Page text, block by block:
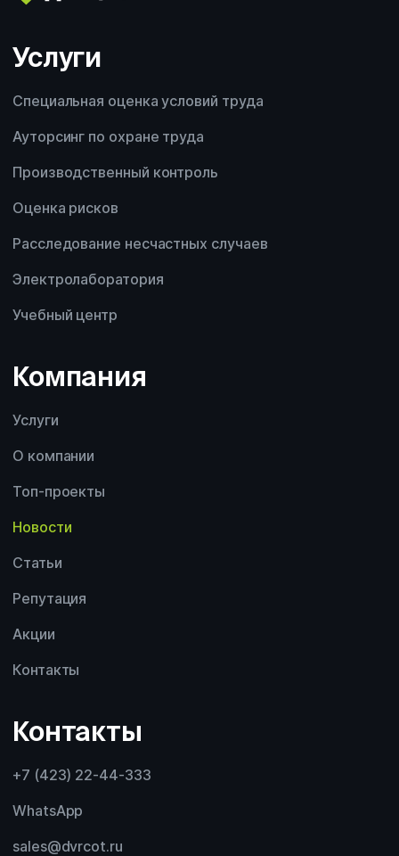
Услуги
Специальная оценка условий труда
Ауторсинг по охране труда
Производственный контроль
Оценка рисков
Расследование несчастных случаев
Электролаборатория
Учебный центр
Компания
Услуги
О компании
Топ-проекты
Новости
Статьи
Репутация
Акции
Контакты
Контакты
+7 (423) 22-44-333
WhatsApp
sales@dvrcot.ru